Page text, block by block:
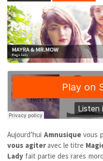
Aujourd’hui Amnusiquevous
vous agiteravec le titre
Lady fait partie des rares